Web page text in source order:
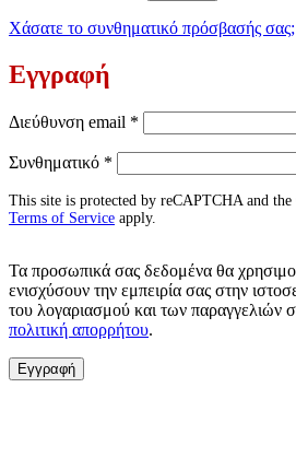
Χάσατε το συνθηματικό πρόσβασής σας;
Εγγραφή
Διεύθυνση email *
Συνθηματικό *
This site is protected by reCAPTCHA and the
Terms of Service apply.
Τα προσωπικά σας δεδομένα θα
ενισχύσουν την εμπειρία σας στην
του λογαριασμού και των παραγγελιών
πολιτική απορρήτου.
Εγγραφή